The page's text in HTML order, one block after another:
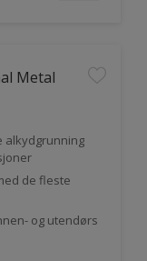
Metal
alkydgrunning
de fleste
og utendørs